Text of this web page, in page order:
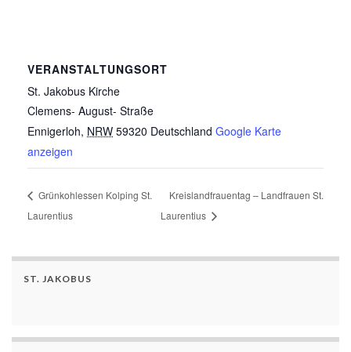
VERANSTALTUNGSORT
St. Jakobus Kirche
Clemens- August- Straße
Ennigerloh, NRW 59320 Deutschland Google Karte
anzeigen
Grünkohlessen Kolping St.
Laurentius
Kreislandfrauentag – Landfrauen St.
Laurentius
ST. JAKOBUS